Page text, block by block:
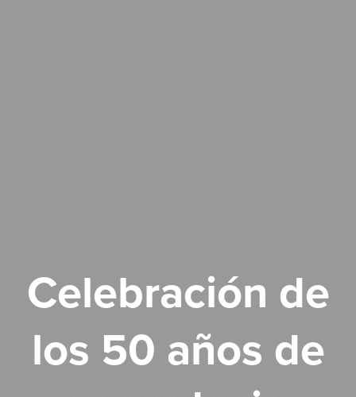
Celebración de
los 50 años de